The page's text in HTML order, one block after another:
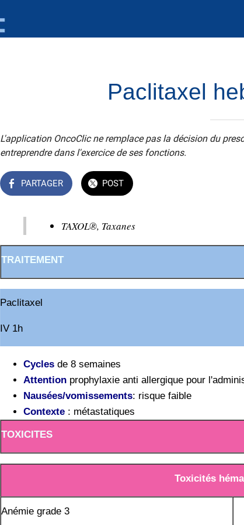
Paclitaxel
L'application OncoClic ne remplace pas la décision du
entreprendre dans l'exercice de ses fonctions.
PARTAGER POST
TAXOL®, Taxanes
TRAITEMENT
Paclitaxel
IV 1h
Cycles de 8 semaines
Attention prophylaxie anti allergique pour
Nausées/vomissements: risque faible
Contexte : métastatiques
TOXICITES
Toxicités
Anémie grade 3